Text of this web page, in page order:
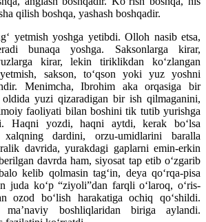
qilish boshqa, yashash boshqadir.
yetmish yoshga yetibdi. Olloh nasib etsa,
bunaqa yoshga. Saksonlarga kirar,
kirar, lekin tiriklikdan koʻzlangan
sakson, toʻqson yoki yuz yoshni
Menimcha, Ibrohim aka orqasiga bir
yuzi qizaradigan bir ish qilmaganini,
faoliyati bilan boshini tik tutib yurishga
Haqni yozdi, haqni aytdi, kerak boʻlsa
dardini, orzu-umidlarini baralla
davrida, yurakdagi gaplarni emin-erkin
davrda ham, siyosat tap etib oʻzgarib
kelib qolmasin tagʻin, deya qoʻrqa-pisa
juda koʻp “ziyoli”dan farqli oʻlaroq, oʻris-
ozod boʻlish harakatiga ochiq qoʻshildi.
maʼnaviy boshliqlaridan biriga aylandi.